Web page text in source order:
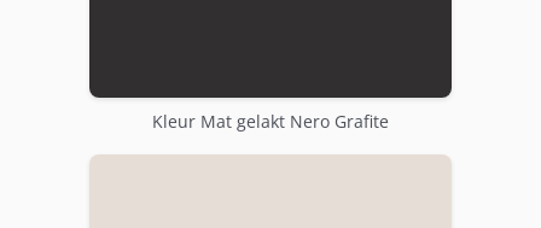
Kleur Mat gelakt Nero Grafite